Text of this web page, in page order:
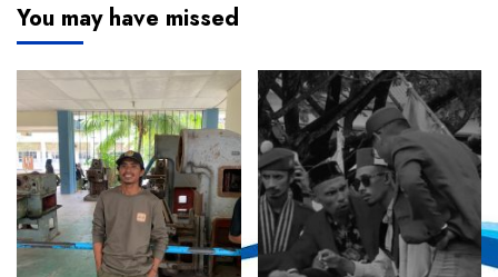
You may have missed